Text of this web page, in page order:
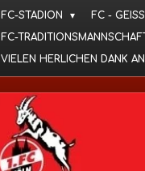
FC-STADION
FC -
FC-
VIELEN HERLICHEN DANK